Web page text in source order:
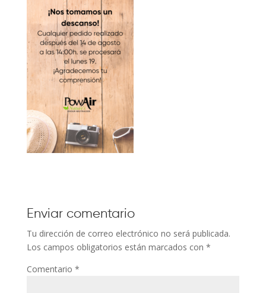
Enviar comentario
Tu dirección de correo electrónico no será publicada.
Los campos obligatorios están marcados con *
Comentario *